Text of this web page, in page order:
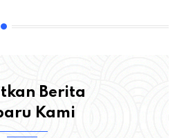
Berita
Kami